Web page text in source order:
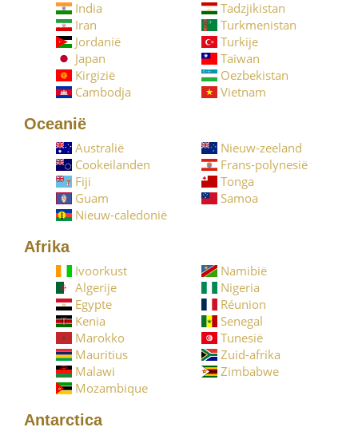
India
Iran
Jordanië
Japan
Kirgizië
Cambodja
Tadzjikistan
Turkmenistan
Turkije
Taiwan
Oezbekistan
Vietnam
Oceanië
Australië
Cookeilanden
Fiji
Guam
Nieuw-caledonië
Nieuw-zeeland
Frans-polynesië
Tonga
Samoa
Afrika
Ivoorkust
Algerije
Egypte
Kenia
Marokko
Mauritius
Malawi
Mozambique
Namibië
Nigeria
Réunion
Senegal
Tunesië
Zuid-afrika
Zimbabwe
Antarctica